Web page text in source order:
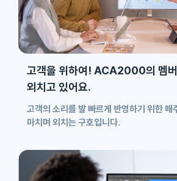
고객을 위하여! ACA2000의 멤버
외치고 있어요.
고객의 소리를 발 빠르게 반영하기 위한 매
마치며 외치는 구호입니다.